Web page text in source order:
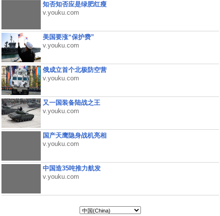
知否知否应是绿肥红瘦
v.youku.com
美国要涨“保护费”
v.youku.com
俄成立首个北极防空营
v.youku.com
又一国装备陆战之王
v.youku.com
国产天鹰隐身战机亮相
v.youku.com
中国造35吨推力航发
v.youku.com